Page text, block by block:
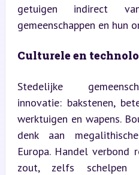
getuigen indirect
gemeenschappen en hun
Culturele en
Stedelijke
innovatie: bakstenen,
werktuigen en wapens.
denk aan
Europa. Handel verbond
zout, zelfs schelpen